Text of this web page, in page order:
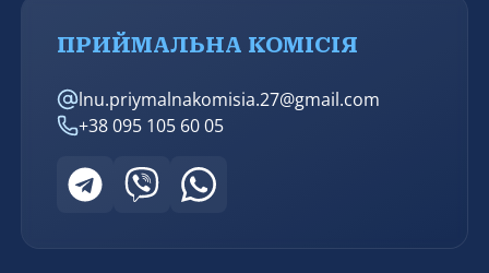
ПРИЙМАЛЬНА КОМІСІЯ
lnu.priymalnakomisia.27@gmail.com
+38 095 105 60 05